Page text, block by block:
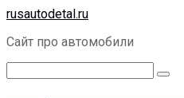
Перейти
контенту
rusautodetal.ru
Сайт про автомобили